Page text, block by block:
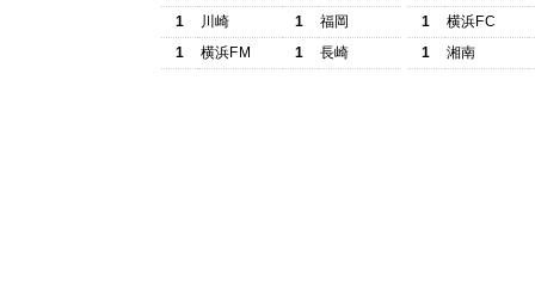
1
川崎 1
福岡
1
横浜FM 1 長崎
1
横浜FC
1
湘南